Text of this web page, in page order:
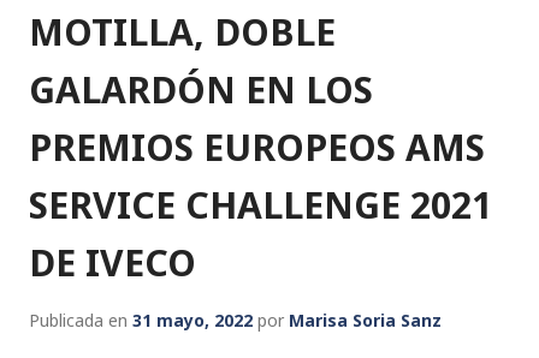
MOTILLA, DOBLE
GALARDÓN EN LOS
PREMIOS EUROPEOS AMS
SERVICE CHALLENGE 2021
DE IVECO
Publicada en 31 mayo, 2022 por Marisa Soria Sanz